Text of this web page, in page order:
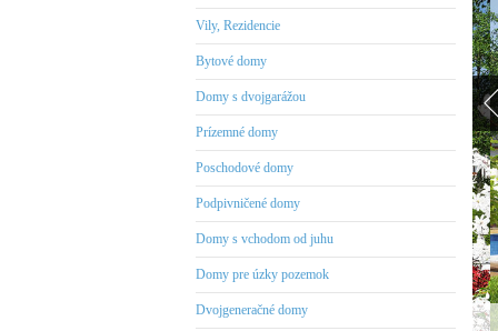
Vily, Rezidencie
Bytové domy
Domy s dvojgarážou
Prízemné domy
Poschodové domy
Podpivničené domy
Domy s vchodom od juhu
Domy pre úzky pozemok
Dvojgeneračné domy